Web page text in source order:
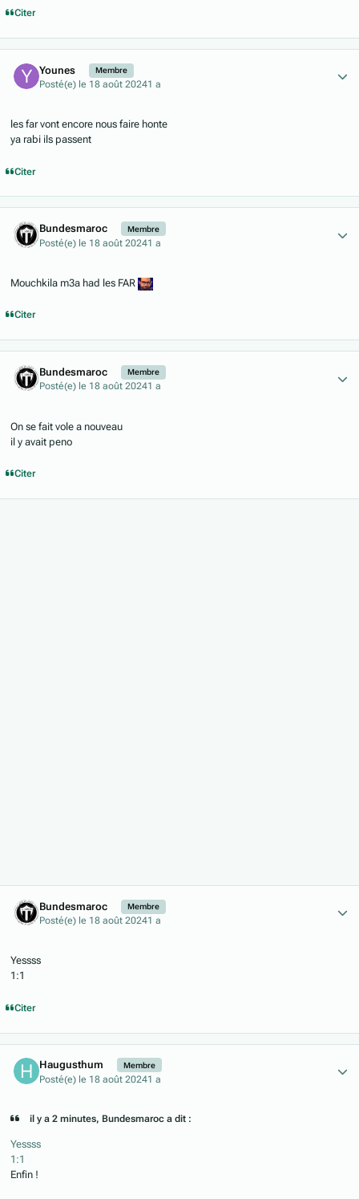
Citer
Younes Membre
Posté(e) le 18 août 20241 a
les far vont encore nous faire honte
ya rabi ils passent
Citer
Bundesmaroc Membre
Posté(e) le 18 août 20241 a
Mouchkila m3a had les FAR
Citer
Bundesmaroc Membre
Posté(e) le 18 août 20241 a
On se fait vole a nouveau
il y avait peno
Citer
Bundesmaroc Membre
Posté(e) le 18 août 20241 a
Yessss
1:1
Citer
Haugusthum Membre
Posté(e) le 18 août 20241 a
il y a 2 minutes, Bundesmaroc a dit :
Yessss
1:1
Enfin !